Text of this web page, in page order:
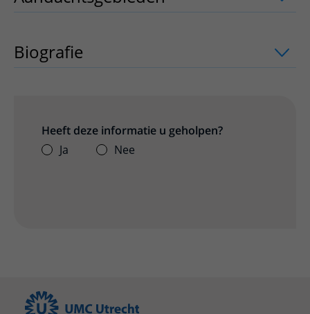
Biografie
Heeft deze informatie u geholpen?
Ja
Nee